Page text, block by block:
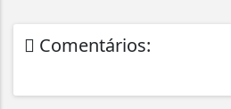
Comentários: